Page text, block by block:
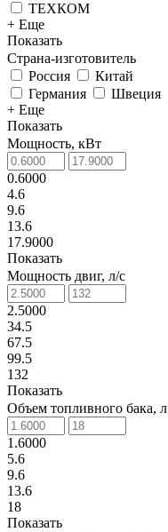
ТЕХКОМ
+ Еще
Показать
Страна-изготовитель
Россия
Китай
Германия
Швеция
+ Еще
Показать
Мощность, кВт
0.6000
4.6
9.6
13.6
17.9000
Показать
Мощность двиг, л/с
2.5000
34.5
67.5
99.5
132
Показать
Объем топливного бака, л
1.6000
5.6
9.6
13.6
18
Показать